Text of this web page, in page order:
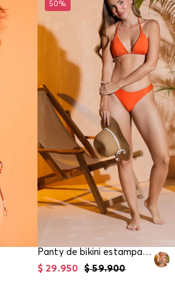
50%
Panty de bikini estampado para mujer
$ 59.900
$ 29.950